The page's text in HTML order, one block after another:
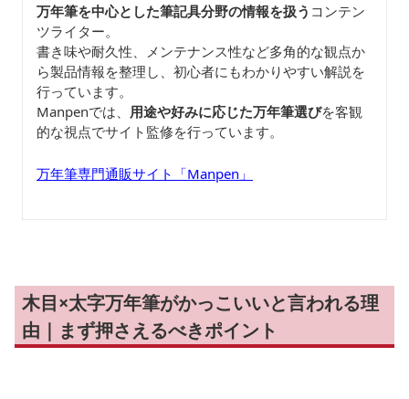
万年筆を中心とした筆記具分野の情報を扱う コンテン
ツライター。
書き味や耐久性、メンテナンス性など多角的な観点か
ら製品情報を整理し、初心者にもわかりやすい解説を
行っています。
Manpenでは、 用途や好みに応じた万年筆選びを客観
的な視点でサイト監修を行っています。
万年筆専門通販サイト「Manpen」
木目×太字万年筆がかっこいいと言われる理
由｜まず押さえるべきポイント